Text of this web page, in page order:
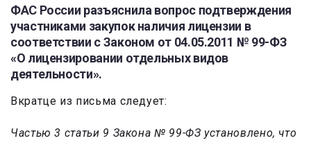
ФАС России разъяснила вопрос подтверждения
участниками закупок наличия лицензии в
соответствии с Законом от 04.05.2011 № 99-ФЗ
«О лицензировании отдельных видов
деятельности».
Вкратце из письма следует:
Частью 3 статьи 9 Закона № 99-ФЗ установлено, что